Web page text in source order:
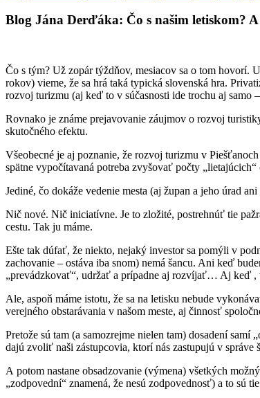
Blog Jána Derďáka: Čo s našim letiskom?
Čo s tým? Už zopár týždňov, mesiacov sa o tom hovorí.
rokov) vieme, že sa hrá taká typická slovenská hra.
rozvoj turizmu (aj keď to v súčasnosti ide trochu aj samo
Rovnako je známe prejavovanie záujmov o rozvoj
skutočného efektu.
Všeobecné je aj poznanie, že rozvoj turizmu v
spätne vypočítavaná potreba zvyšovať počty
Jediné, čo dokáže vedenie mesta (aj župan a jeho
Nič nové. Nič iniciatívne. Je to zložité, postrehnúť tie
cestu. Tak ju máme.
Ešte tak dúfať, že niekto, nejaký investor sa pomýli v
zachovanie – ostáva iba snom) nemá šancu. Ani keď
„prevádzkovať“, udržať a prípadne aj rozvíjať… Aj keď ,
Ale, aspoň máme istotu, že sa na letisku nebude
verejného obstarávania v našom meste, aj činnosť
Pretože sú tam (a samozrejme nielen tam) dosadení
dajú zvoliť naši zástupcovia, ktorí nás zastupujú v správe
A potom nastane obsadzovanie (výmena) všetkých
„zodpovední“ znamená, že nesú zodpovednosť) a to sú